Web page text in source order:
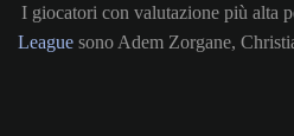
I giocatori con valutazione più alta
League sono Adem Zorgane,